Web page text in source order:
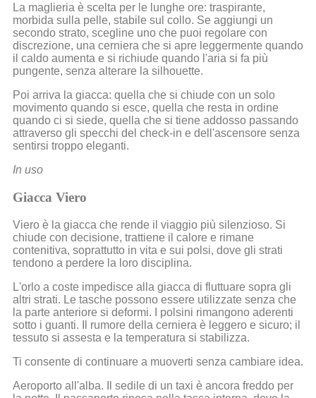
La maglieria è scelta per le lunghe ore: traspirante,
morbida sulla pelle, stabile sul collo. Se aggiungi un
secondo strato, scegline uno che puoi regolare con
discrezione, una cerniera che si apre leggermente quando
il caldo aumenta e si richiude quando l'aria si fa più
pungente, senza alterare la silhouette.
Poi arriva la giacca: quella che si chiude con un solo
movimento quando si esce, quella che resta in ordine
quando ci si siede, quella che si tiene addosso passando
attraverso gli specchi del check-in e dell'ascensore senza
sentirsi troppo eleganti.
In uso
Giacca Viero
Viero è la giacca che rende il viaggio più silenzioso. Si
chiude con decisione, trattiene il calore e rimane
contenitiva, soprattutto in vita e sui polsi, dove gli strati
tendono a perdere la loro disciplina.
L'orlo a coste impedisce alla giacca di fluttuare sopra gli
altri strati. Le tasche possono essere utilizzate senza che
la parte anteriore si deformi. I polsini rimangono aderenti
sotto i guanti. Il rumore della cerniera è leggero e sicuro; il
tessuto si assesta e la temperatura si stabilizza.
Ti consente di continuare a muoverti senza cambiare idea.
Aeroporto all'alba. Il sedile di un taxi è ancora freddo per